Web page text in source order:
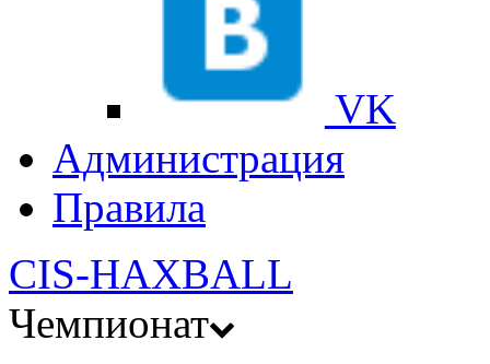
VK
Администрация
Правила
CIS-HAXBALL
Чемпионат